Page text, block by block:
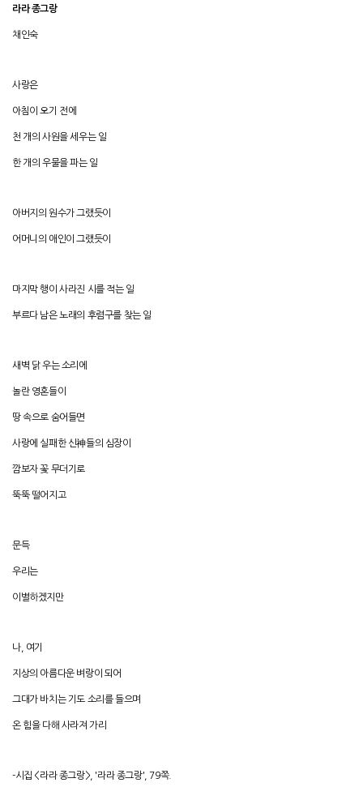
라라종그랑
채인숙
사랑은
아침이 오기 전에
천 개의 사원을 세우는 일
한 개의 우물을 파는 일
아버지의 원수가 그랬듯이
어머니의 애인이 그랬듯이
마지막 행이 사라진 시를 적는 일
부르다 남은 노래의 후렴구를 찾는 일
새벽 닭 우는 소리에
놀란 영혼들이
땅 속으로 숨어들면
사랑에 실패한 신神들의 심장이
깜보자 꽃 무더기로
뚝뚝 떨어지고
문득
우리는
이별하겠지만
나, 여기
지상의 아름다운 벼랑이 되어
그대가 바치는 기도 소리를 들으며
온 힘을 다해 사라져 가리
-시집 <라라 종그랑>, '라라 종그랑', 79쪽.